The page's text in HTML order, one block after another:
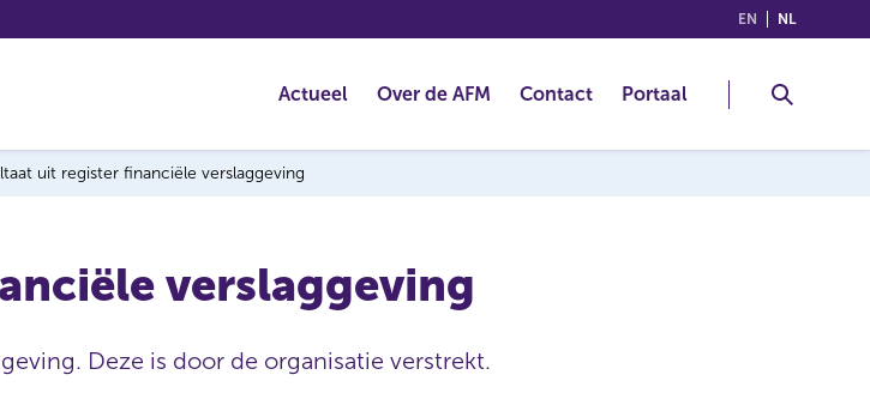
EN (ENGLISH)
NL
Actueel Over de AFM Contact Portaal
uit register financiële verslaggeving
verslaggeving
Deze is door de organisatie verstrekt.